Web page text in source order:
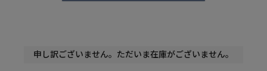
申し訳ございません。ただいま在庫がございません。